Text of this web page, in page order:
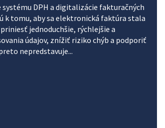
DPH a digitalizácie fakturačných
k tomu, aby sa elektronická faktúra stala
jednoduchšie, rýchlejšie a
údajov, znížiť riziko chýb a podporiť
nepredstavuje...